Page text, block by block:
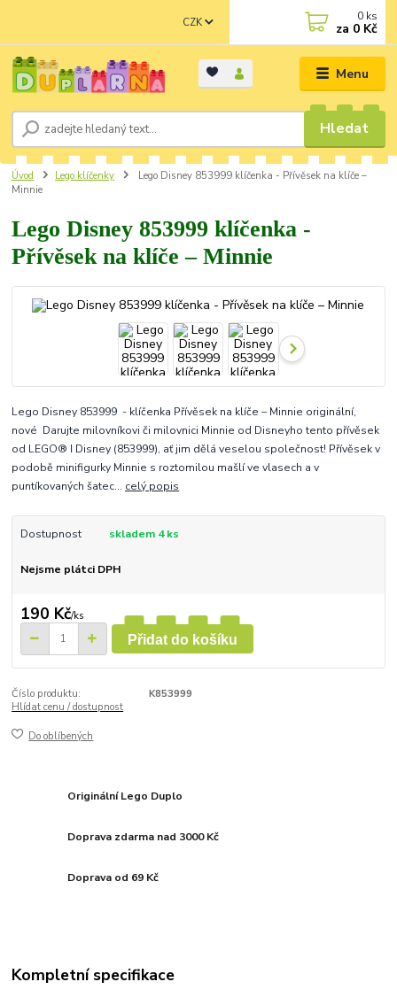
Menu
CZK
Hledat
0 ks
za 0 Kč
Úvod Lego klíčenky
Lego Disney 853999 klíčenka - Přívěsek na klíče –
Minnie
Lego Disney 853999 klíčenka -
Přívěsek na klíče – Minnie
Lego Disney 853999 - klíčenka Přívěsek na klíče – Minnie originální,
nové Darujte milovníkovi či milovnici Minnie od Disneyho tento přívěsek
od LEGO® ǀ Disney (853999), ať jim dělá veselou společnost! Přívěsek v
podobě minifigurky Minnie s roztomilou mašlí ve vlasech a v
puntíkovaných šatec... celý popis
Dostupnost skladem 4 ks
Nejsme plátci DPH
190 Kč/ks
Přidat do košíku
Číslo produktu:
K853999
Hlídat cenu / dostupnost
Do oblíbených
Originální Lego Duplo
Doprava zdarma nad 3000 Kč
Doprava od 69 Kč
Kompletní specifikace